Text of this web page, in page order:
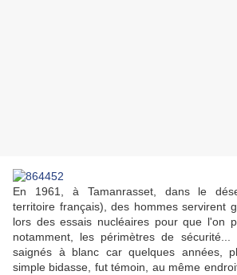
En 1961, à Tamanrasset, dans le
territoire français), des hommes servirent
lors des essais nucléaires pour que l'on
notamment, les périmètres de
saignés à blanc car quelques années,
simple bidasse, fut témoin, au même